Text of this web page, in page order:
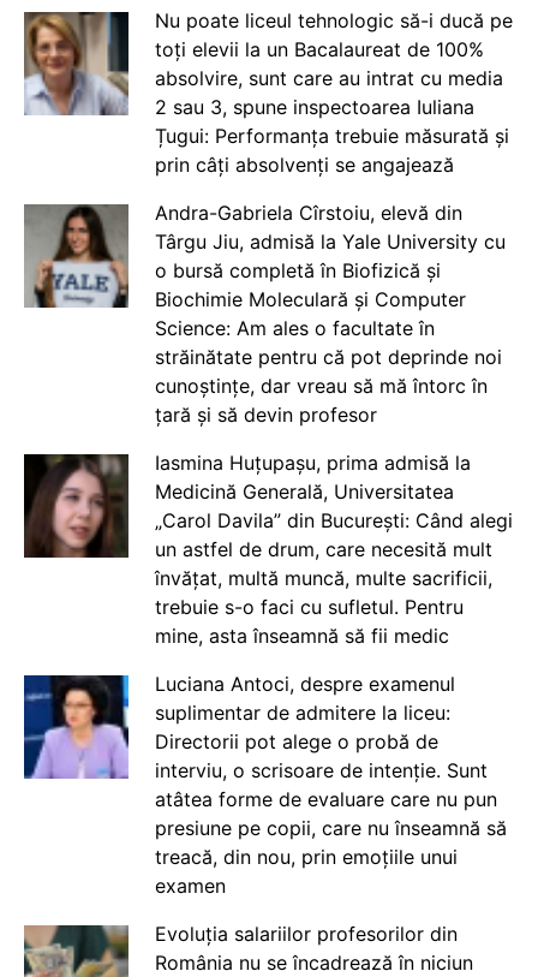
Nu poate liceul tehnologic să-i ducă pe
toți elevii la un Bacalaureat de 100%
absolvire, sunt care au intrat cu media
2 sau 3, spune inspectoarea Iuliana
Țugui: Performanța trebuie măsurată și
prin câți absolvenți se angajează
Andra-Gabriela Cîrstoiu, elevă din
Târgu Jiu, admisă la Yale University cu
o bursă completă în Biofizică și
Biochimie Moleculară și Computer
Science: Am ales o facultate în
străinătate pentru că pot deprinde noi
cunoștințe, dar vreau să mă întorc în
țară și să devin profesor
Iasmina Huțupașu, prima admisă la
Medicină Generală, Universitatea
„Carol Davila” din București: Când alegi
un astfel de drum, care necesită mult
învățat, multă muncă, multe sacrificii,
trebuie s-o faci cu sufletul. Pentru
mine, asta înseamnă să fii medic
Luciana Antoci, despre examenul
suplimentar de admitere la liceu:
Directorii pot alege o probă de
interviu, o scrisoare de intenție. Sunt
atâtea forme de evaluare care nu pun
presiune pe copii, care nu înseamnă să
treacă, din nou, prin emoțiile unui
examen
Evoluția salariilor profesorilor din
România nu se încadrează în niciun